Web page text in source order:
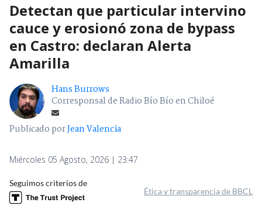
Detectan que particular intervino
cauce y erosionó zona de bypass
en Castro: declaran Alerta
Amarilla
Hans Burrows
Corresponsal de Radio Bío Bío en Chiloé
Publicado porJean Valencia
Miércoles 05 Agosto, 2026 | 23:47
Seguimos criterios de
Ética y transparencia de BBCL